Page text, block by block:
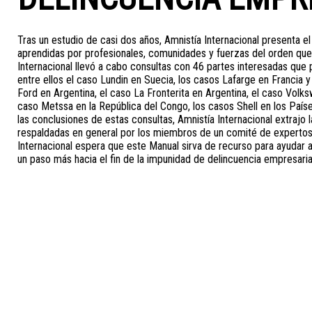
Tras un estudio de casi dos años, Amnistía Internacional presenta
aprendidas por profesionales, comunidades y fuerzas del orden
Internacional llevó a cabo consultas con 46 partes interesadas
entre ellos el caso Lundin en Suecia, los casos Lafarge en Francia
Ford en Argentina, el caso La Fronterita en Argentina, el caso
caso Metssa en la República del Congo, los casos Shell en los
las conclusiones de estas consultas, Amnistía Internacional
respaldadas en general por los miembros de un comité de
Internacional espera que este Manual sirva de recurso para
un paso más hacia el fin de la impunidad de delincuencia